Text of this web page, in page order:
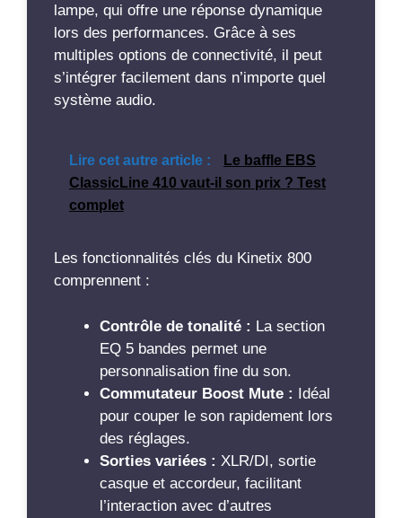
lampe, qui offre une réponse dynamique
lors des performances. Grâce à ses
multiples options de connectivité, il peut
s’intégrer facilement dans n’importe quel
système audio.
Lire cet autre article :
Le baffle EBS
ClassicLine 410 vaut-il son prix ? Test
complet
Les fonctionnalités clés du Kinetix 800
comprennent :
Contrôle de tonalité : La section
EQ 5 bandes permet une
personnalisation fine du son.
Commutateur Boost Mute : Idéal
pour couper le son rapidement lors
des réglages.
Sorties variées : XLR/DI, sortie
casque et accordeur, facilitant
l’interaction avec d’autres